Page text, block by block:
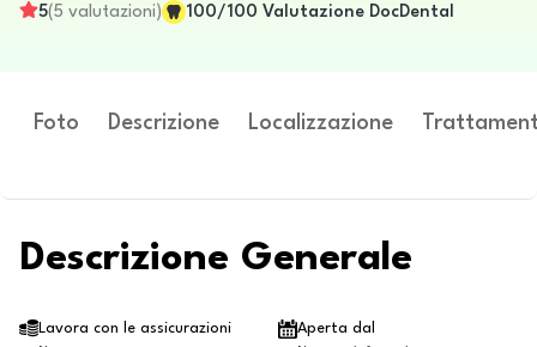
5(5 valutazioni) 100/100 Valutazione DocDental
Foto Descrizione Localizzazione
Descrizione Generale
Lavora con le assicurazioni Aperta dal